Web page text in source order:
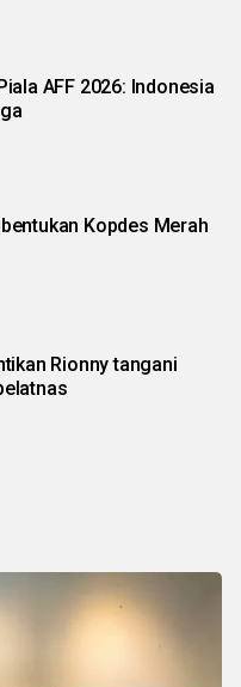
AFF 2026: Indonesia
Kopdes Merah
Rionny tangani